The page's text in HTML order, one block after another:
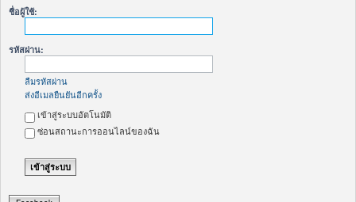
ชื่อผู้ใช้:
รหัสผ่าน:
ลืมรหัสผ่าน
ส่งอีเมลยืนยันอีกครั้ง
เข้าสู่ระบบอัตโนมัติ
ซ่อนสถานะการออนไลน์ของฉัน